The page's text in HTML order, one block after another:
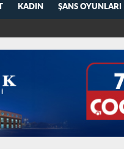
KADIN ŞANS OYUNLARI